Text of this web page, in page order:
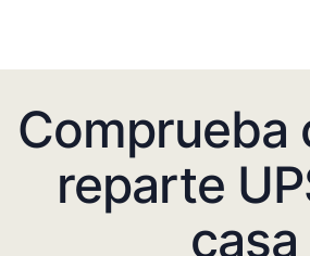
Comprueba
reparte
casa